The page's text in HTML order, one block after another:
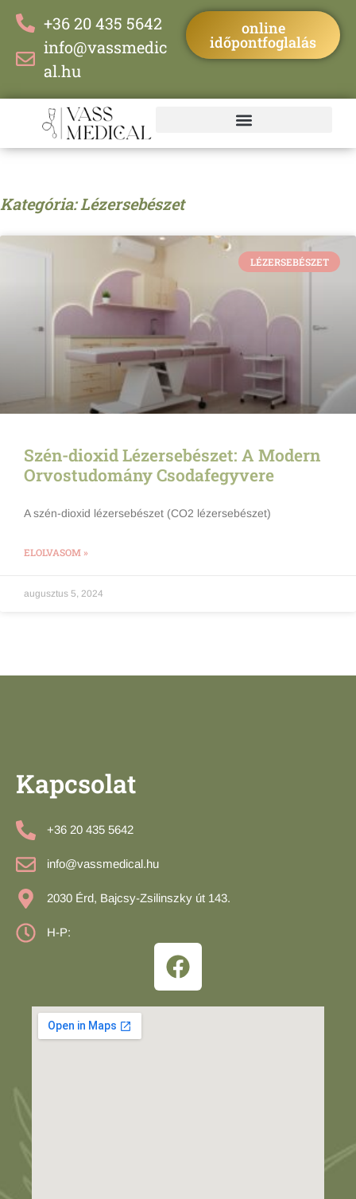
+36 20 435 5642
info@vassmedic
al.hu
online
időpontfoglalás
Kategória: Lézersebészet
LÉZERSEBÉSZET
Szén-dioxid Lézersebészet: A Modern
Orvostudomány Csodafegyvere
A szén-dioxid lézersebészet (CO2 lézersebészet)
ELOLVASOM »
augusztus 5, 2024
Kapcsolat
+36 20 435 5642
info@vassmedical.hu
2030 Érd, Bajcsy-Zsilinszky út 143.
H-P: